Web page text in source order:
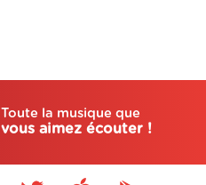
Toute la musique que
vous aimez écouter !